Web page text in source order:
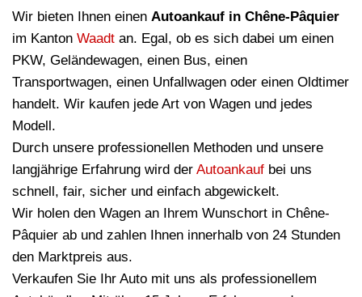
Wir bieten Ihnen einen Autoankauf in Chêne-Pâquier
im Kanton Waadt an. Egal, ob es sich dabei um einen
PKW, Geländewagen, einen Bus, einen
Transportwagen, einen Unfallwagen oder einen Oldtimer
handelt. Wir kaufen jede Art von Wagen und jedes
Modell.
Durch unsere professionellen Methoden und unsere
langjährige Erfahrung wird der Autoankauf bei uns
schnell, fair, sicher und einfach abgewickelt.
Wir holen den Wagen an Ihrem Wunschort in Chêne-
Pâquier ab und zahlen Ihnen innerhalb von 24 Stunden
den Marktpreis aus.
Verkaufen Sie Ihr Auto mit uns als professionellem